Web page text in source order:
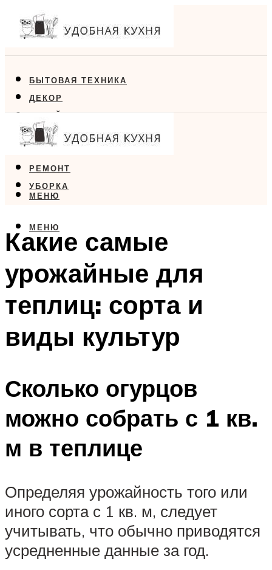
БЫТОВАЯ ТЕХНИКА
ДЕКОР
ДИЗАЙН
ЕДА
РЕМОНТ
УБОРКА
МЕНЮ
МЕНЮ
Какие самые
урожайные для
теплиц: сорта и
виды культур
Сколько огурцов
можно собрать с 1 кв.
м в теплице
Определяя урожайность того или
иного сорта с 1 кв. м, следует
учитывать, что обычно приводятся
усредненные данные за год.